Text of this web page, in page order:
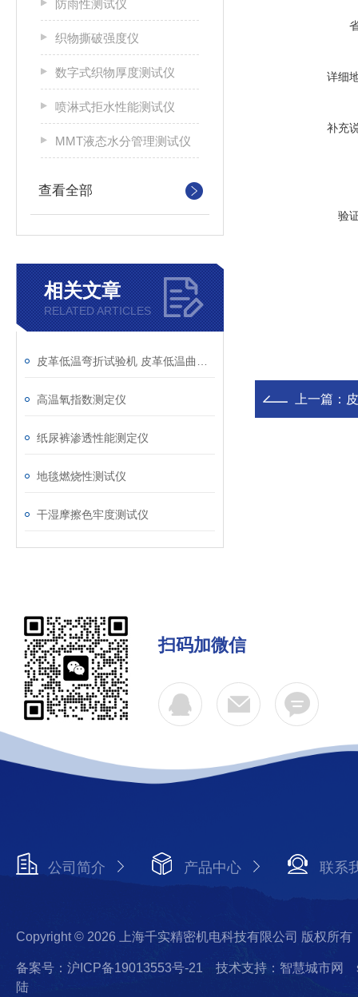
防雨性测试仪
织物撕破强度仪
数字式织物厚度测试仪
喷淋式拒水性能测试仪
MMT液态水分管理测试仪
查看全部
相关文章
RELATED ARTICLES
高温氧指数测定仪
纸尿裤渗透性能测定仪
地毯燃烧性测试仪
干湿摩擦色牢度测试仪
详细
补充
验
上一篇：
扫码加微信
公司简介 产品中心 联系
Copyright © 2026 上海千实精密机电科技有限公司 版权所有
备案号：沪ICP备19013553号-21 技术支持：智慧城市网
陆